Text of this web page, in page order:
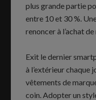
plus grande partie
entre 10 et 30 %.
renoncer à l’achat
Exit le dernier
à l’extérieur chaque
vêtements de
coin. Adopter un